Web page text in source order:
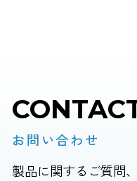
お問い合わせ
製品に関するご質問